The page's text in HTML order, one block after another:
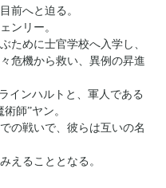
前へと迫る。
ンリー。
ために士官学校へ入学し、
危機から救い、異例の昇進
インハルトと、軍人である
師”ヤン。
の戦いで、彼らは互いの名
えることとなる。